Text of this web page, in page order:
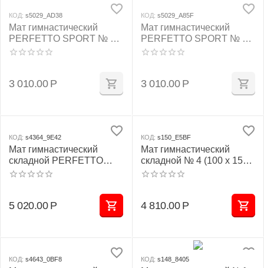
КОД: s5029_AD38
Мат гимнастический
PERFETTO SPORT № 2
(100 х 100 х 10) см сине/
3 010.00 Р
КОД: s5029_A85F
Мат гимнастический
PERFETTO SPORT № 2
(100 х 100 х 10) см
3 010.00 Р
КОД: s4364_9E42
Мат гимнастический
складной PERFETTO
SPORT № 4 (100 х 150 х
5 020.00 Р
КОД: s150_E5BF
Мат гимнастический
складной № 4 (100 х 150 х
10) см красно/жёлтый
4 810.00 Р
КОД: s4643_0BF8 КОД: s148_8405